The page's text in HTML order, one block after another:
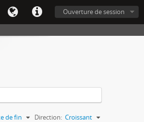
Ouverture de session
de fin Direction: Croissant